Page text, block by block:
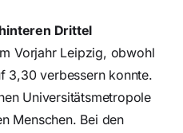
Drittel
Vorjahr Leipzig, obwohl
3,30 verbessern konnte.
Universitätsmetropole
Menschen. Bei den